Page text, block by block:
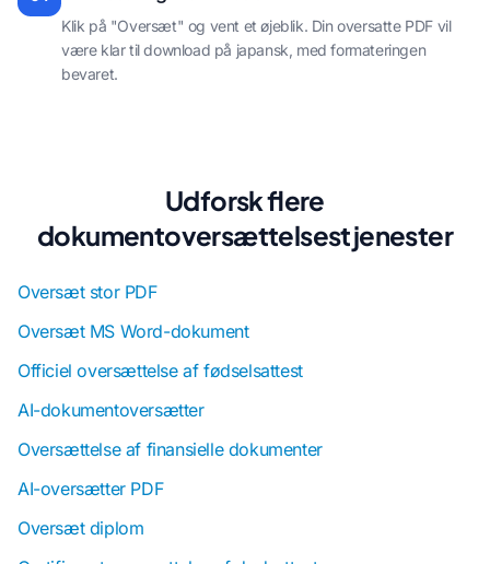
Klik på "Oversæt" og vent et øjeblik. Din oversatte PDF vil
være klar til download på japansk, med formateringen
bevaret.
Udforsk flere
dokumentoversættelsestjenester
Oversæt stor PDF
Oversæt MS Word-dokument
Officiel oversættelse af fødselsattest
AI-dokumentoversætter
Oversættelse af finansielle dokumenter
AI-oversætter PDF
Oversæt diplom